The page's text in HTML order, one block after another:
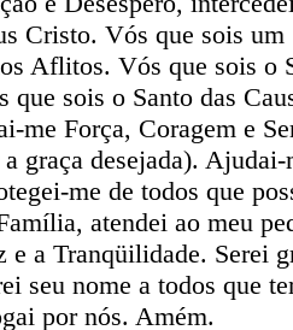
Cristo. Vós que sois
Aflitos. Vós que sois o
que sois o Santo das
me Força, Coragem e
graça desejada). Ajudai-
me de todos que
atendei ao meu
e a Tranqüilidade. Serei
seu nome a todos que
por nós. Amém.